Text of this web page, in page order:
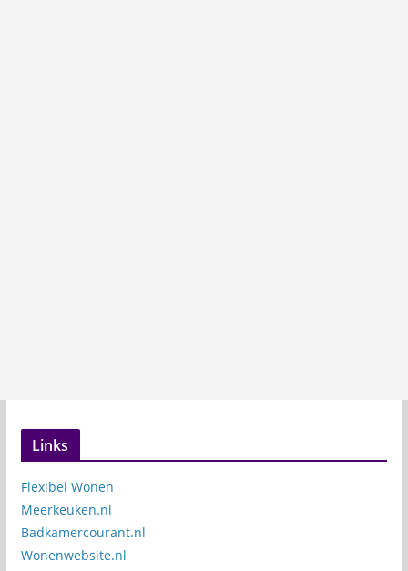
Links
Flexibel Wonen
Meerkeuken.nl
Badkamercourant.nl
Wonenwebsite.nl